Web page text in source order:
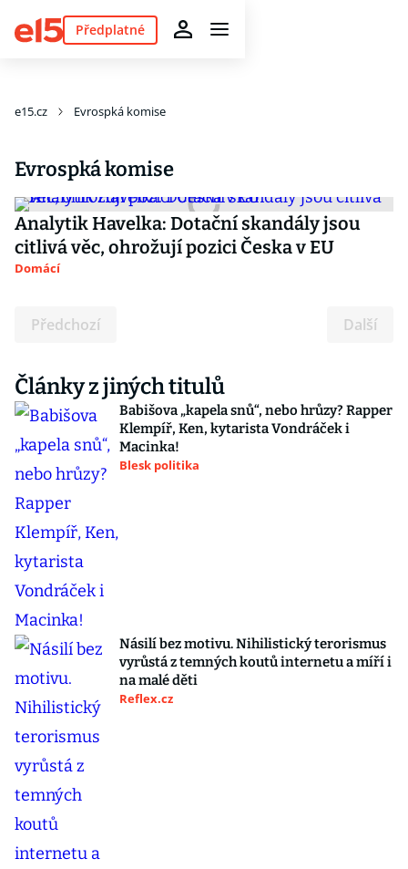
Předplatné
e15.cz Evrospká komise
Evrospká komise
Analytik Havelka: Dotační skandály jsou
citlivá věc, ohrožují pozici Česka v EU
Domácí
Předchozí Další
Články z jiných titulů
Babišova „kapela snů“, nebo hrůzy? Rapper
Klempíř, Ken, kytarista Vondráček i
Macinka!
Blesk politika
Násilí bez motivu. Nihilistický terorismus
vyrůstá z temných koutů internetu a míří i
na malé děti
Reflex.cz